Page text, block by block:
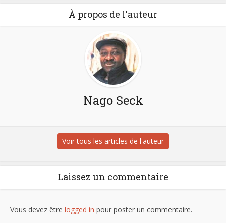
À propos de l'auteur
Nago Seck
Voir tous les articles de l'auteur
Laissez un commentaire
Vous devez être logged in pour poster un commentaire.